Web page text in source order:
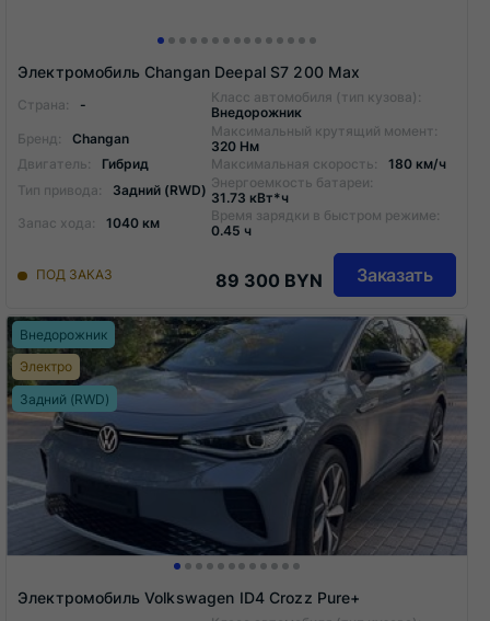
Электромобиль Changan Deepal S7 200 Max
Страна: -
Класс автомобиля (тип кузова):
Внедорожник
Бренд:
Changan
Максимальный крутящий момент:
320 Нм
Двигатель:
Гибрид Максимальная скорость:
180 км/ч
Тип привода:
Задний (RWD) Энергоемкость батареи:
31.73 кВт*ч
Запас хода:
1040 км
Время зарядки в быстром режиме:
0.45 ч
ПОД ЗАКАЗ 89 300 BYN Заказать
Внедорожник
Электро
Задний (RWD)
Электромобиль Volkswagen ID4 Crozz Pure+